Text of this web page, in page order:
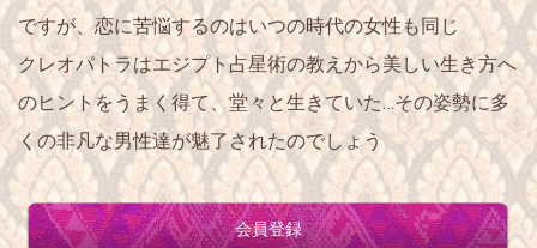
ですが、恋に苦悩するのはいつの時代の女性も同じ
クレオパトラはエジプト占星術の教えから美しい生き方へ
のヒントをうまく得て、堂々と生きていた…その姿勢に多
くの非凡な男性達が魅了されたのでしょう
会員登録